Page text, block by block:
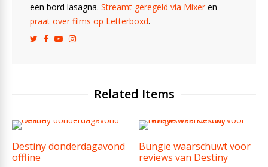
een bord lasagna. Streamt geregeld via Mixeren
praat over films op Letterboxd.
Related Items
Destiny donderdagavond
offline
Bungie waarschuwt voor
reviews van Destiny